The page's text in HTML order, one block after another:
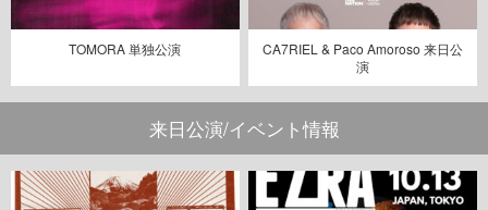
TOMORA 単独公演
CA7RIEL & Paco Amoroso 来日公
演
来日公演/イベント情報